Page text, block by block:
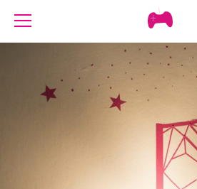
Creative
ÜBER UNS
AKTUELLES
ANGEBOTE
PROJEKTE
PRESSE